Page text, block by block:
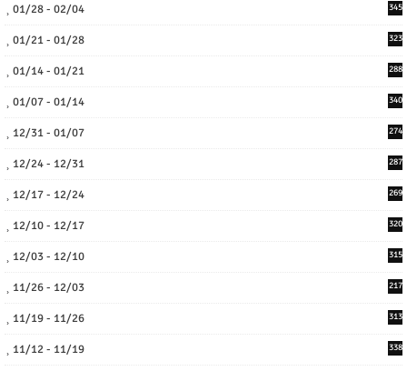
01/28 - 02/04 345
01/21 - 01/28 323
01/14 - 01/21 288
01/07 - 01/14 340
12/31 - 01/07 274
12/24 - 12/31 287
12/17 - 12/24 269
12/10 - 12/17 320
12/03 - 12/10 315
11/26 - 12/03 217
11/19 - 11/26 313
11/12 - 11/19 338